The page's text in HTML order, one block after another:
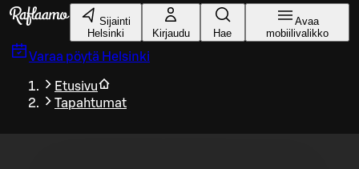
Siirry pääsisältöön
Sijainti
Helsinki
Kirjaudu Hae
Avaa
mobiilivalikko
Varaa pöytä Helsinki
Etusivu
Tapahtumat